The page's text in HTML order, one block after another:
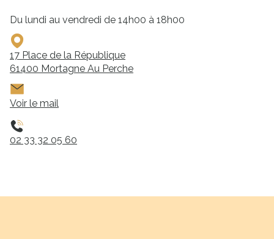
Du lundi au vendredi de 14h00 à 18h00
17 Place de la République
61400 Mortagne Au Perche
Voir le mail
02 33 32 05 60